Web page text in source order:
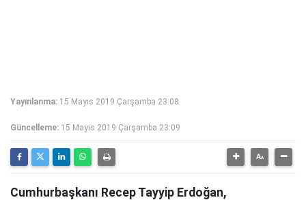
Yayınlanma: 15 Mayıs 2019 Çarşamba 23:08
Güncelleme: 15 Mayıs 2019 Çarşamba 23:09
Cumhurbaşkanı Recep Tayyip Erdoğan,